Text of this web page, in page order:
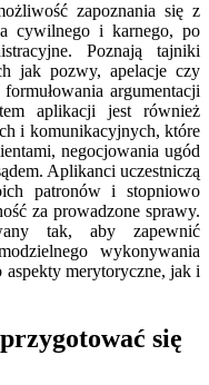
zapoznania się z
cywilnego i karnego, po
Poznają tajniki
jak pozwy, apelacje czy
argumentacji
aplikacji jest również
i komunikacyjnych, które
negocjowania ugód
Aplikanci uczestniczą
patronów i stopniowo
za prowadzone sprawy.
tak, aby zapewnić
wykonywania
aspekty merytoryczne, jak i
się